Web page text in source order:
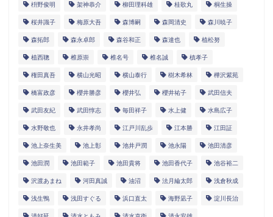
枡野俊明 架神恭介 柳田理科雄 桂歌丸 桐生操
桜井識子 梅原大吾 森博嗣 森岡清史 森川暁子
森拓郎 森永卓郎 森谷和正 森達也 植松努
植西聰 椎原崇 椎名号 椎名誠 槙孝子
権田真吾 横山光昭 横山泰行 樹木希林 樺沢紫苑
橋富政彦 櫻井勝彦 櫻井弘 櫻井祐子 武田信夫
武田友紀 武田惇志 毎田祥子 水上健 水島広子
水野敬也 永井孝尚 江戸川乱歩 江本勝 江田証
池上奈生美 池上彰 池井戸潤 池永陽 池田清彦
池田潤 池田範子 池田貴将 池田香代子 池谷裕二
沢渡あまね 河田真誠 油沼 法月綸太郎 浅倉秋成
浅生鴨 浅田すぐる 浜口直太 海野凪子 淀川長治